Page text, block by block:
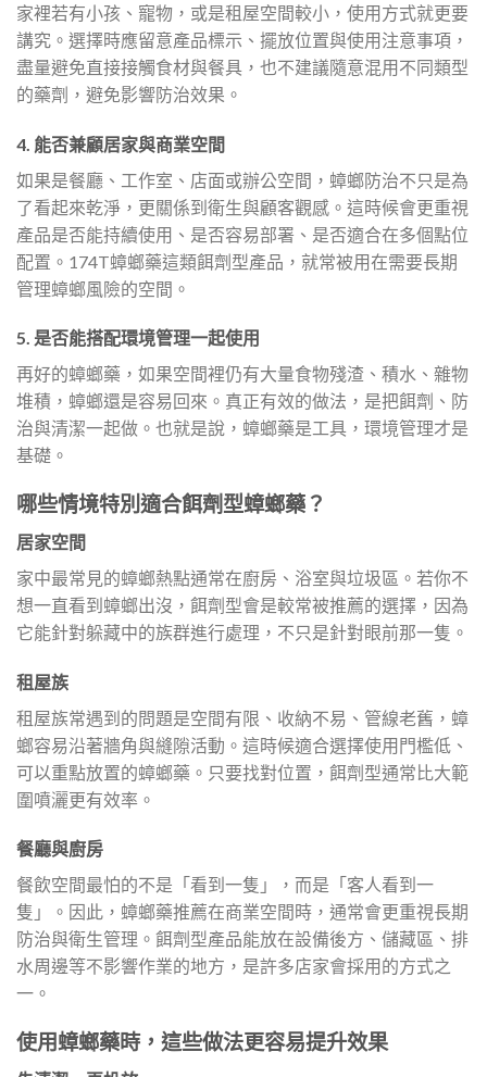
家裡若有小孩、寵物，或是租屋空間較小，使用方式就更要
講究。選擇時應留意產品標示、擺放位置與使用注意事項，
盡量避免直接接觸食材與餐具，也不建議隨意混用不同類型
的藥劑，避免影響防治效果。
4. 能否兼顧居家與商業空間
如果是餐廳、工作室、店面或辦公空間，蟑螂防治不只是為
了看起來乾淨，更關係到衛生與顧客觀感。這時候會更重視
產品是否能持續使用、是否容易部署、是否適合在多個點位
配置。174T蟑螂藥這類餌劑型產品，就常被用在需要長期
管理蟑螂風險的空間。
5. 是否能搭配環境管理一起使用
再好的蟑螂藥，如果空間裡仍有大量食物殘渣、積水、雜物
堆積，蟑螂還是容易回來。真正有效的做法，是把餌劑、防
治與清潔一起做。也就是說，蟑螂藥是工具，環境管理才是
基礎。
哪些情境特別適合餌劑型蟑螂藥？
居家空間
家中最常見的蟑螂熱點通常在廚房、浴室與垃圾區。若你不
想一直看到蟑螂出沒，餌劑型會是較常被推薦的選擇，因為
它能針對躲藏中的族群進行處理，不只是針對眼前那一隻。
租屋族
租屋族常遇到的問題是空間有限、收納不易、管線老舊，蟑
螂容易沿著牆角與縫隙活動。這時候適合選擇使用門檻低、
可以重點放置的蟑螂藥。只要找對位置，餌劑型通常比大範
圍噴灑更有效率。
餐廳與廚房
餐飲空間最怕的不是「看到一隻」，而是「客人看到一
隻」。因此，蟑螂藥推薦在商業空間時，通常會更重視長期
防治與衛生管理。餌劑型產品能放在設備後方、儲藏區、排
水周邊等不影響作業的地方，是許多店家會採用的方式之
一。
使用蟑螂藥時，這些做法更容易提升效果